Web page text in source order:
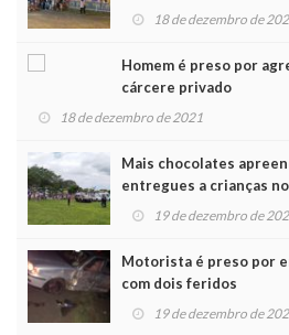
Noel 18 de dezembro de
Homem é preso por
cárcere privado
18 de dezembro de 2021
Mais chocolates
entregues a crianças
19 de dezembro de
Motorista é preso por
com dois feridos
19 de dezembro de